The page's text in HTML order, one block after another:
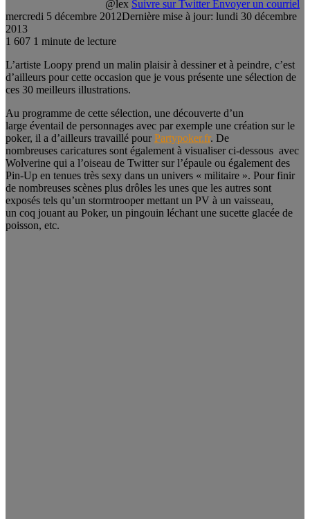
@lex Suivre sur Twitter Envoyer un courriel
mercredi 5 décembre 2012Dernière mise à jour: lundi 30 décembre
2013
1 607 1 minute de lecture
L’artiste Loopy prend un malin plaisir à dessiner et à peindre, c’est
d’ailleurs pour cette occasion que je vous présente une sélection de
ces 30 meilleurs illustrations.
Au programme de cette sélection, une découverte d’un
large éventail de personnages avec par exemple une création sur le
poker, il a d’ailleurs travaillé pourPartypoker.fr. De
nombreuses caricatures sont également à visualiser ci-dessous avec
Wolverine qui a l’oiseau de Twitter sur l’épaule ou également des
Pin-Up en tenues très sexy dans un univers « militaire ». Pour finir
de nombreuses scènes plus drôles les unes que les autres sont
exposés tels qu’un stormtrooper mettant un PV à un vaisseau,
un coq jouant au Poker, un pingouin léchant une sucette glacée de
poisson, etc.